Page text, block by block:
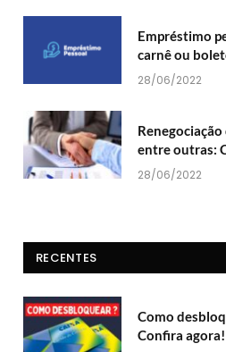
Empréstimo
carnê ou
28/06/2022
entre outras:
28/06/2022
RECENTES
Como
Confira agora!